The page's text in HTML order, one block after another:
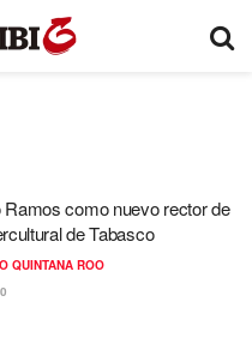
Ramos como nuevo rector de
de Tabasco
QUINTANA ROO
0